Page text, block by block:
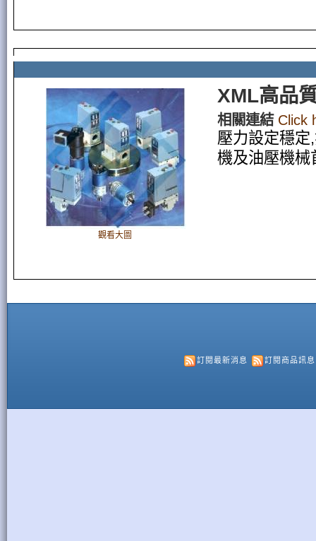
觀看大圖
XML高品
相關連結 Click
壓力設定穩定
機及油壓機械
訂閱最新消息 訂閱商品訊息